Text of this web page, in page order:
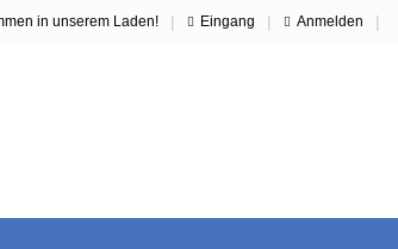
in unserem Laden! | Eingang | Anmelden |